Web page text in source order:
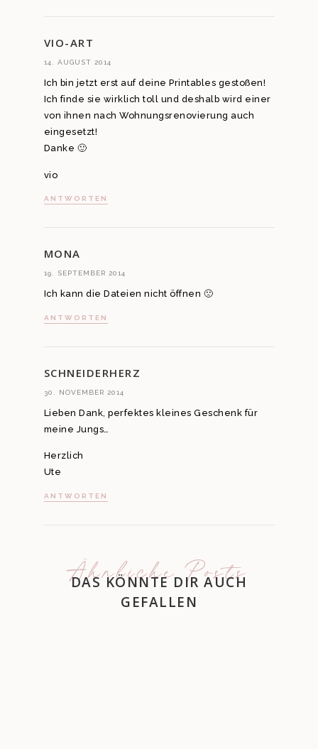
VIO-ART
14. AUGUST 2014
Ich bin jetzt erst auf deine Printables gestoßen!
Ich finde sie wirklich toll und deshalb wird einer
von ihnen nach Wohnungsrenovierung auch
eingesetzt!
Danke 🙂
vio
ANTWORTEN
MONA
19. SEPTEMBER 2014
Ich kann die Dateien nicht öffnen 🙁
ANTWORTEN
SCHNEIDERHERZ
30. NOVEMBER 2014
Lieben Dank, perfektes kleines Geschenk für
meine Jungs…
Herzlich
Ute
ANTWORTEN
Ähnliche Posts
DAS KÖNNTE DIR AUCH
GEFALLEN